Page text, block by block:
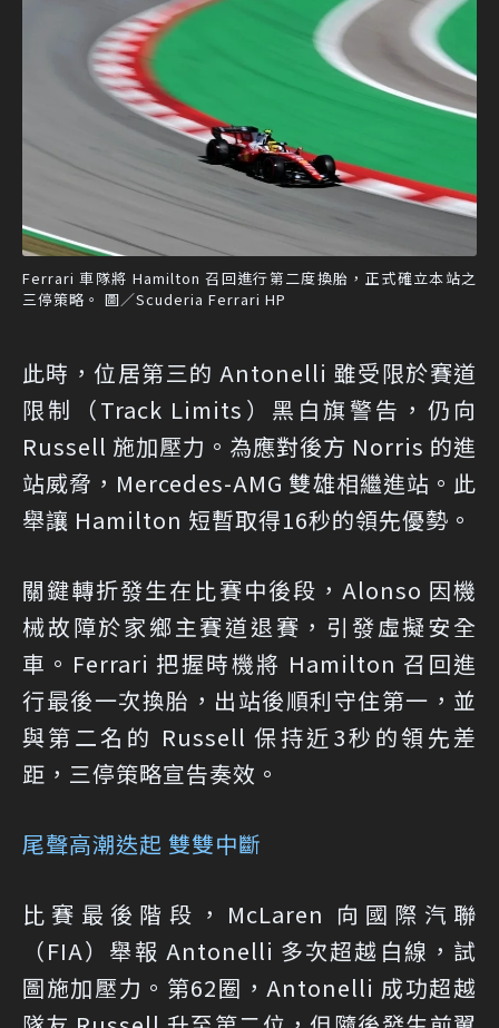
Ferrari 車隊將 Hamilton 召回進行第二度換胎，正式確立本站之
三停策略。 圖／Scuderia Ferrari HP
此時，位居第三的 Antonelli 雖受限於賽道
限制（Track Limits）黑白旗警告，仍向
Russell 施加壓力。為應對後方 Norris 的進
站威脅，Mercedes-AMG 雙雄相繼進站。此
舉讓 Hamilton 短暫取得16秒的領先優勢。
關鍵轉折發生在比賽中後段，Alonso 因機
械故障於家鄉主賽道退賽，引發虛擬安全
車。Ferrari 把握時機將 Hamilton 召回進
行最後一次換胎，出站後順利守住第一，並
與第二名的 Russell 保持近3秒的領先差
距，三停策略宣告奏效。
尾聲高潮迭起 雙雙中斷
比賽最後階段，McLaren 向國際汽聯
（FIA）舉報 Antonelli 多次超越白線，試
圖施加壓力。第62圈，Antonelli 成功超越